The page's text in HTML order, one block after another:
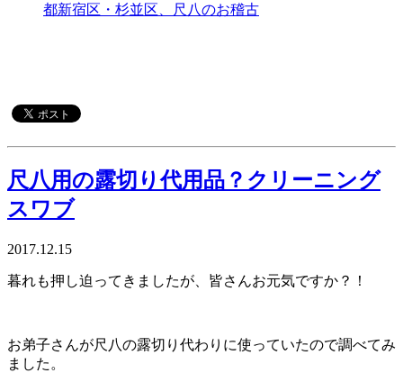
都新宿区・杉並区、尺八のお稽古
尺八用の露切り代用品？クリーニング
スワブ
2017.12.15
暮れも押し迫ってきましたが、皆さんお元気ですか？！
お弟子さんが尺八の露切り代わりに使っていたので調べてみ
ました。